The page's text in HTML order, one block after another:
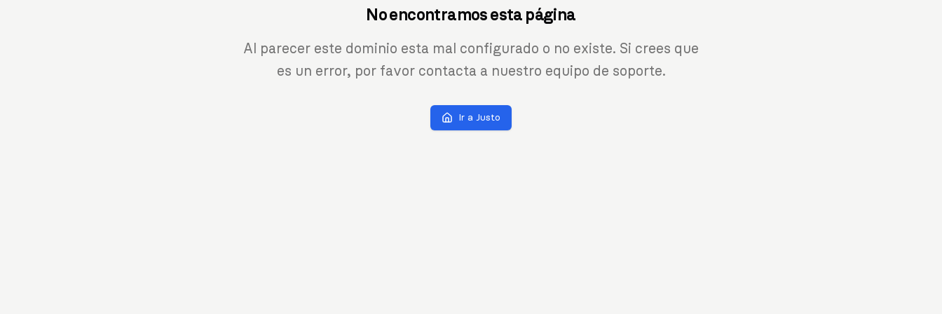
No encontramos esta página
Al parecer este dominio esta mal configurado o no existe. Si crees que
es un error, por favor contacta a nuestro equipo de soporte.
Ir a Justo